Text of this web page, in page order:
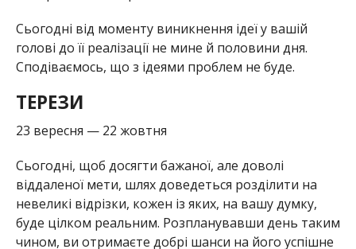
Сьогодні від моменту виникнення ідеї у вашій
голові до її реалізації не мине й половини дня.
Сподіваємось, що з ідеями проблем не буде.
ТЕРЕЗИ
23 вересня — 22 жовтня
Сьогодні, щоб досягти бажаної, але доволі
віддаленої мети, шлях доведеться розділити на
невеликі відрізки, кожен із яких, на вашу думку,
буде цілком реальним. Розпланувавши день таким
чином, ви отримаєте добрі шанси на його успішне